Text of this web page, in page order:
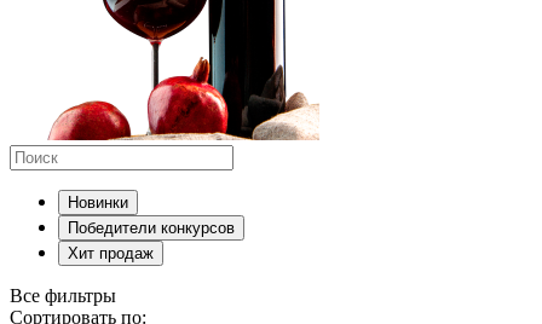
Новинки
Победители конкурсов
Хит продаж
Все фильтры
Сортировать по: